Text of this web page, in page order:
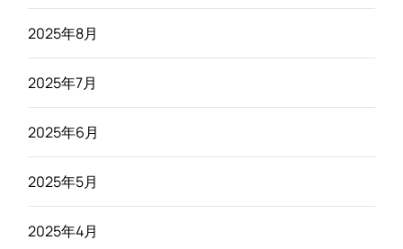
2025年8月
2025年7月
2025年6月
2025年5月
2025年4月